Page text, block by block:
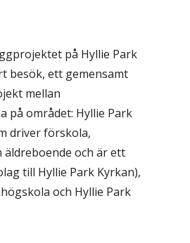
på Hyllie Park
besök, ett gemensamt
mellan
på området: Hyllie Park
driver förskola,
äldreboende och är ett
till Hyllie Park Kyrkan),
och Hyllie Park